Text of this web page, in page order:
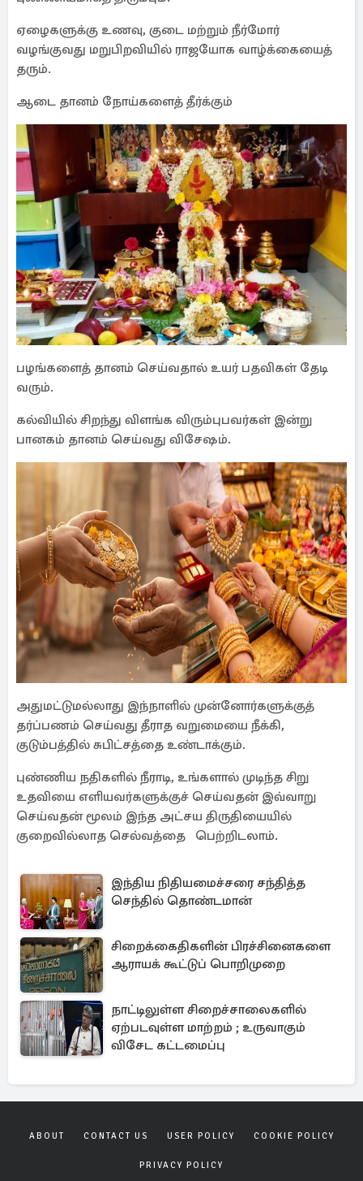
ஏழைகளுக்கு உணவு, குடை மற்றும் நீர்மோர்
வழங்குவது மறுபிறவியில் ராஜயோக வாழ்க்கையைத்
தரும்.
ஆடை தானம் நோய்களைத் தீர்க்கும்
பழங்களைத் தானம் செய்வதால் உயர் பதவிகள் தேடி
வரும்.
கல்வியில் சிறந்து விளங்க விரும்புபவர்கள் இன்று
பானகம் தானம் செய்வது விசேஷம்.
அதுமட்டுமல்லாது இந்நாளில் முன்னோர்களுக்குத்
தர்ப்பணம் செய்வது தீராத வறுமையை நீக்கி,
குடும்பத்தில் சுபிட்சத்தை உண்டாக்கும்.
புண்ணிய நதிகளில் நீராடி, உங்களால் முடிந்த சிறு
உதவியை எளியவர்களுக்குச் செய்வதன் இவ்வாறு
செய்வதன் மூலம் இந்த அட்சய திருதியையில்
குறைவில்லாத செல்வத்தை பெற்றிடலாம்.
இந்திய நிதியமைச்சரை சந்தித்த
செந்தில் தொண்டமான்
சிறைக்கைதிகளின் பிரச்சினைகளை
ஆராயக் கூட்டுப் பொறிமுறை
நாட்டிலுள்ள சிறைச்சாலைகளில்
ஏற்படவுள்ள மாற்றம் ; உருவாகும்
விசேட கட்டமைப்பு
ABOUT CONTACT US USER POLICY COOKIE POLICY
PRIVACY POLICY